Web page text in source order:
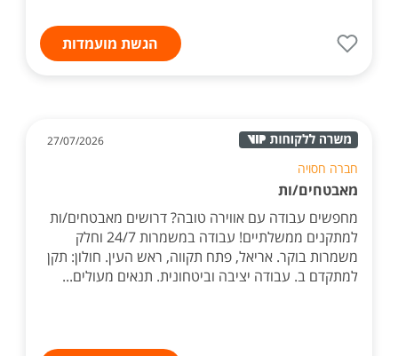
הגשת מועמדות
27/07/2026
חברה חסויה
מאבטחים/ות
מחפשים עבודה עם אווירה טובה? דרושים מאבטחים/ות
למתקנים ממשלתיים! עבודה במשמרות 24/7 וחלק
משמרות בוקר. אריאל, פתח תקווה, ראש העין. חולון: תקן
למתקדם ב. עבודה יציבה וביטחונית. תנאים מעולים...